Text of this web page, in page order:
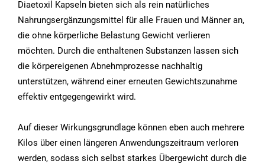
Diaetoxil Kapseln bieten sich als rein natürliches
Nahrungsergänzungsmittel für alle Frauen und Männer an,
die ohne körperliche Belastung Gewicht verlieren
möchten. Durch die enthaltenen Substanzen lassen sich
die körpereigenen Abnehmprozesse nachhaltig
unterstützen, während einer erneuten Gewichtszunahme
effektiv entgegengewirkt wird.
Auf dieser Wirkungsgrundlage können eben auch mehrere
Kilos über einen längeren Anwendungszeitraum verloren
werden, sodass sich selbst starkes Übergewicht durch die